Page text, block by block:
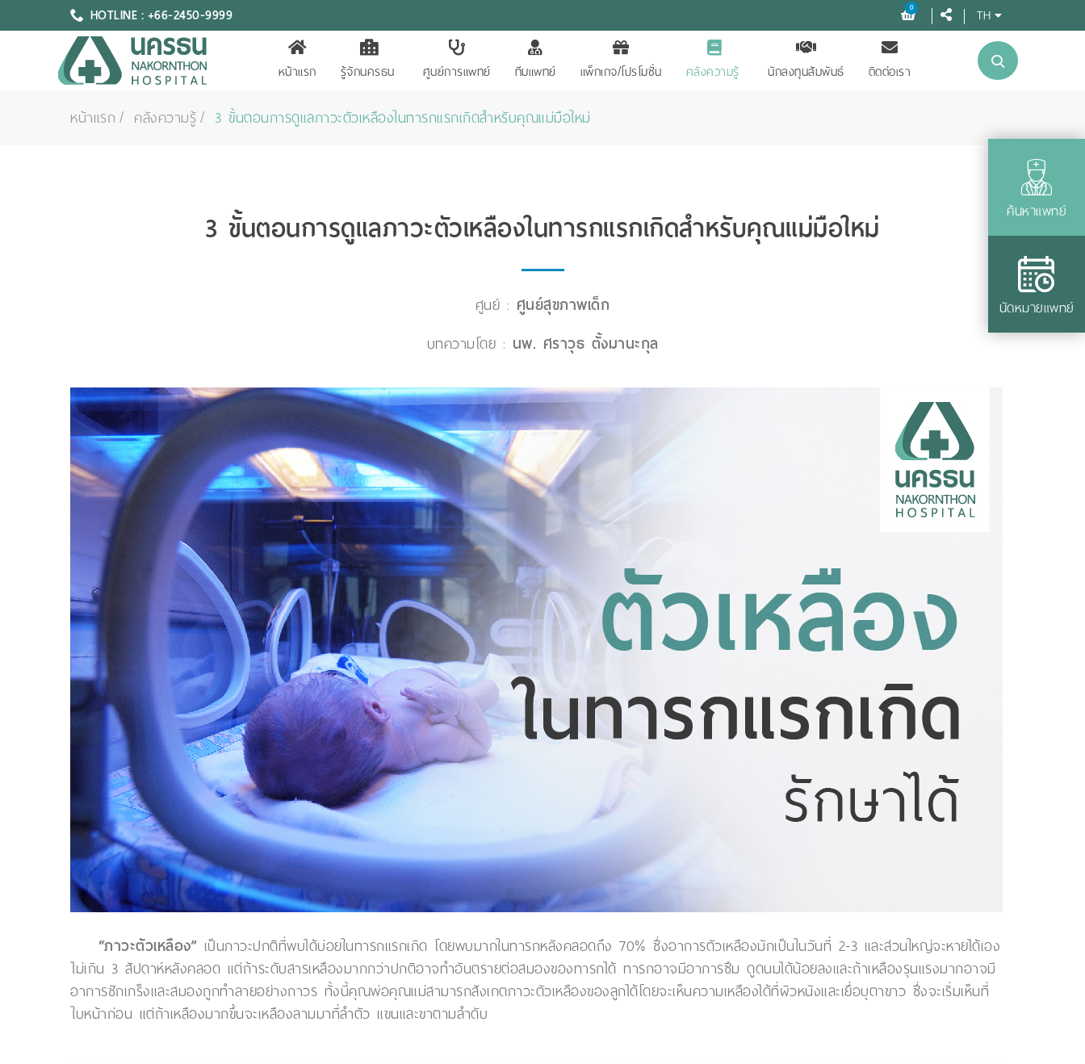
HOTLINE : +66-2450-9999 0 TH
หน้าแรก รู้จักนครธน ศูนย์การแพทย์ ทีมแพทย์ แพ็กเกจ/โปรโมชั่น คลังความรู้ นักลงทุนสัมพันธ์ ติดต่อเรา
ค้นหาแพทย์
นัดหมายแพทย์
หน้าแรก คลังความรู้ 3 ขั้นตอนการดูแลภาวะตัวเหลืองในทารกแรกเกิดสำหรับคุณแม่มือใหม่
3 ขั้นตอนการดูแลภาวะตัวเหลืองในทารกแรกเกิดสำหรับคุณแม่มือใหม่
ศูนย์ : ศูนย์สุขภาพเด็ก
บทความโดย : นพ. ศราวุธ ตั้งมานะกุล
“ภาวะตัวเหลือง” เป็นภาวะปกติที่พบได้บ่อยในทารกแรกเกิด โดยพบมากในทารกหลังคลอดถึง 70% ซึ่งอาการตัวเหลืองมักเป็นในวันที่ 2-3 และส่วนใหญ่จะหายได้เอง
ไม่เกิน 3 สัปดาห์หลังคลอด แต่ถ้าระดับสารเหลืองมากกว่าปกติอาจทำอันตรายต่อสมองของทารกได้ ทารกอาจมีอาการซึม ดูดนมได้น้อยลงและถ้าเหลืองรุนแรงมากอาจมี
อาการชักเกร็งและสมองถูกทำลายอย่างถาวร ทั้งนี้คุณพ่อคุณแม่สามารถสังเกตภาวะตัวเหลืองของลูกได้โดยจะเห็นความเหลืองได้ที่ผิวหนังและเยื่อบุตาขาว ซึ่งจะเริ่มเห็นที่
ใบหน้าก่อน แต่ถ้าเหลืองมากขึ้นจะเหลืองลามมาที่ลำตัว แขนและขาตามลำดับ